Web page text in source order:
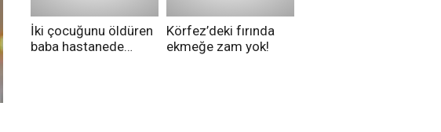
İki çocuğunu öldüren
baba hastanede
Körfez’deki fırında
ekmeğe zam yok!